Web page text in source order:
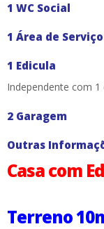
1 WC Social
1 Área de Serviço
1 Edicula
Independente com
2 Garagem
Outras
Casa com
Terreno